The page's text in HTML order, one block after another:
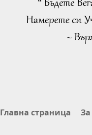
“ Бъдете
Намерете си
~
Главна страница